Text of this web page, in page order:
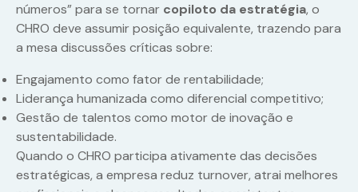
números” para se tornar copiloto da estratégia, o
CHRO deve assumir posição equivalente, trazendo para
a mesa discussões críticas sobre:
Engajamento como fator de rentabilidade;
Liderança humanizada como diferencial competitivo;
Gestão de talentos como motor de inovação e
sustentabilidade.
Quando o CHRO participa ativamente das decisões
estratégicas, a empresa reduz turnover, atrai melhores